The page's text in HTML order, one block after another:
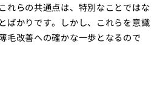
れらの共通点は、特別なことではな
ばかりです。しかし、これらを意識
毛改善への確かな一歩となるので